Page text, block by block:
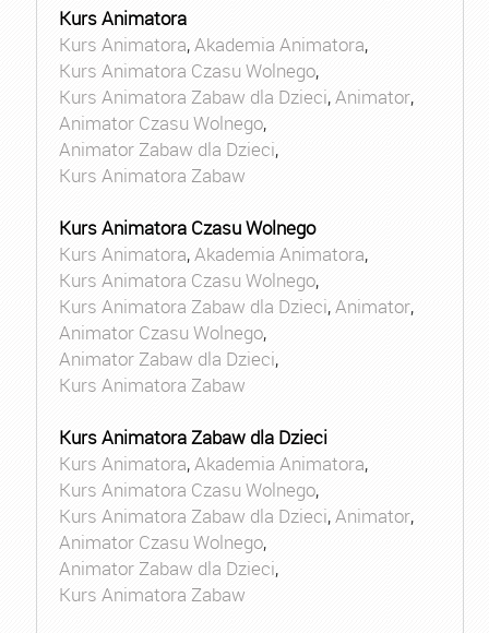
Kurs Animatora
Kurs Animatora,Akademia Animatora,
Kurs Animatora Czasu Wolnego,
Kurs Animatora Zabaw dla Dzieci,Animator,
Animator Czasu Wolnego,
Animator Zabaw dla Dzieci,
Kurs Animatora Zabaw
Kurs Animatora Czasu Wolnego
Kurs Animatora,Akademia Animatora,
Kurs Animatora Czasu Wolnego,
Kurs Animatora Zabaw dla Dzieci,Animator,
Animator Czasu Wolnego,
Animator Zabaw dla Dzieci,
Kurs Animatora Zabaw
Kurs Animatora Zabaw dla Dzieci
Kurs Animatora,Akademia Animatora,
Kurs Animatora Czasu Wolnego,
Kurs Animatora Zabaw dla Dzieci,Animator,
Animator Czasu Wolnego,
Animator Zabaw dla Dzieci,
Kurs Animatora Zabaw